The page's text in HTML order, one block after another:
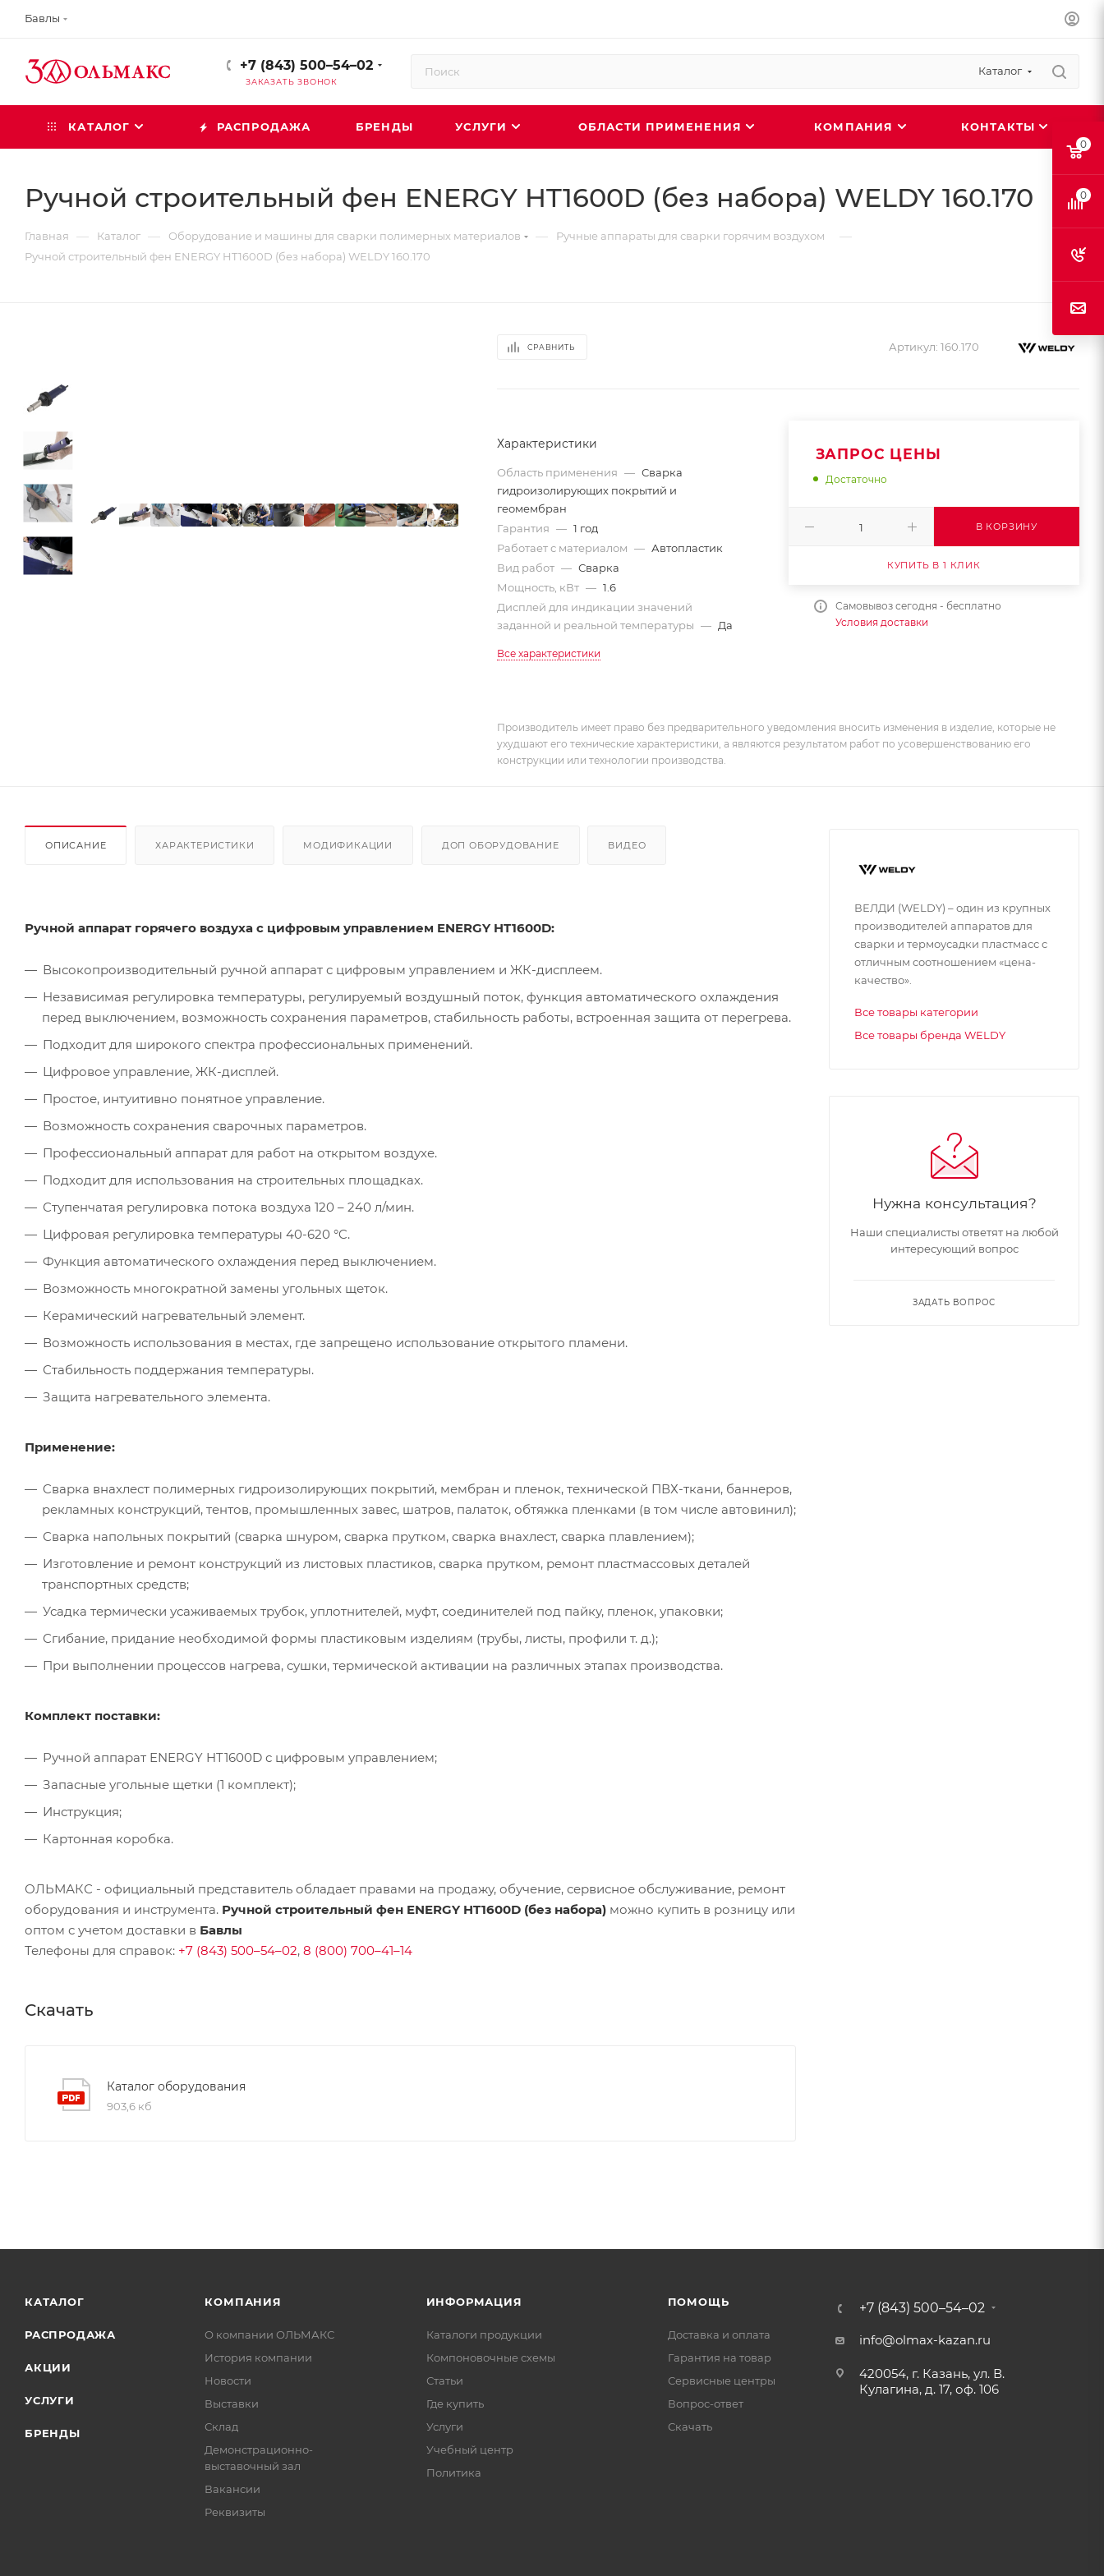
Бавлы
+7 (843) 500–54–02
ЗАКАЗАТЬ ЗВОНОК
Каталог
КАТАЛОГ РАСПРОДАЖА БРЕНДЫ УСЛУГИ ОБЛАСТИ ПРИМЕНЕНИЯ КОМПАНИЯ КОНТАКТЫ
Ручной строительный фен ENERGY HT1600D (без набора) WELDY 160.170
Главная — Каталог — Оборудование и машины для сварки полимерных материалов — Ручные аппараты для сварки горячим воздухом —
Ручной строительный фен ENERGY HT1600D (без набора) WELDY 160.170
СРАВНИТЬ Артикул: 160.170
Характеристики
Область применения — Сварка
гидроизолирующих покрытий и
геомембран
Гарантия — 1 год
Работает с материалом — Автопластик
Вид работ — Сварка
Мощность, кВт — 1.6
Дисплей для индикации значений
заданной и реальной температуры — Да
Все характеристики
ЗАПРОС ЦЕНЫ
Достаточно
В КОРЗИНУ
КУПИТЬ В 1 КЛИК
Самовывоз сегодня - бесплатно
Условия доставки
Производитель имеет право без предварительного уведомления вносить изменения в изделие, которые не
ухудшают его технические характеристики, а являются результатом работ по усовершенствованию его
конструкции или технологии производства.
ОПИСАНИЕ ХАРАКТЕРИСТИКИ МОДИФИКАЦИИ ДОП ОБОРУДОВАНИЕ ВИДЕО
Ручной аппарат горячего воздуха с цифровым управлением ENERGY HT1600D:
Высокопроизводительный ручной аппарат с цифровым управлением и ЖК-дисплеем.
Независимая регулировка температуры, регулируемый воздушный поток, функция автоматического охлаждения
перед выключением, возможность сохранения параметров, стабильность работы, встроенная защита от перегрева.
Подходит для широкого спектра профессиональных применений.
Цифровое управление, ЖК-дисплей.
Простое, интуитивно понятное управление.
Возможность сохранения сварочных параметров.
Профессиональный аппарат для работ на открытом воздухе.
Подходит для использования на строительных площадках.
Ступенчатая регулировка потока воздуха 120 – 240 л/мин.
Цифровая регулировка температуры 40-620 °C.
Функция автоматического охлаждения перед выключением.
Возможность многократной замены угольных щеток.
Керамический нагревательный элемент.
Возможность использования в местах, где запрещено использование открытого пламени.
Стабильность поддержания температуры.
Защита нагревательного элемента.
Применение:
Cварка внахлест полимерных гидроизолирующих покрытий, мембран и пленок, технической ПВХ-ткани, баннеров,
рекламных конструкций, тентов, промышленных завес, шатров, палаток, обтяжка пленками (в том числе автовинил);
Сварка напольных покрытий (сварка шнуром, сварка прутком, сварка внахлест, сварка плавлением);
Изготовление и ремонт конструкций из листовых пластиков, сварка прутком, ремонт пластмассовых деталей
транспортных средств;
Усадка термически усаживаемых трубок, уплотнителей, муфт, соединителей под пайку, пленок, упаковки;
Сгибание, придание необходимой формы пластиковым изделиям (трубы, листы, профили т. д.);
При выполнении процессов нагрева, сушки, термической активации на различных этапах производства.
Комплект поставки:
Ручной аппарат ENERGY HT1600D с цифровым управлением;
Запасные угольные щетки (1 комплект);
Инструкция;
Картонная коробка.
ОЛЬМАКС - официальный представитель обладает правами на продажу, обучение, сервисное обслуживание, ремонт
оборудования и инструмента. Ручной строительный фен ENERGY HT1600D (без набора) можно купить в розницу или
оптом с учетом доставки в Бавлы
Телефоны для справок: +7 (843) 500–54–02, 8 (800) 700–41–14
Скачать
Каталог оборудования
903,6 кб
ВЕЛДИ (WELDY) – один из крупных
производителей аппаратов для
сварки и термоусадки пластмасс с
отличным соотношением «цена-
качество».
Все товары категории
Все товары бренда WELDY
Нужна консультация?
Наши специалисты ответят на любой
интересующий вопрос
ЗАДАТЬ ВОПРОС
КАТАЛОГ
РАСПРОДАЖА
АКЦИИ
УСЛУГИ
БРЕНДЫ
КОМПАНИЯ
О компании ОЛЬМАКС
История компании
Новости
Выставки
Склад
Демонстрационно-
выставочный зал
Вакансии
Реквизиты
ИНФОРМАЦИЯ
Каталоги продукции
Компоновочные схемы
Статьи
Где купить
Услуги
Учебный центр
Политика
ПОМОЩЬ
Доставка и оплата
Гарантия на товар
Сервисные центры
Вопрос-ответ
Скачать
+7 (843) 500–54–02
info@olmax-kazan.ru
420054, г. Казань, ул. В.
Кулагина, д. 17, оф. 106
0
0